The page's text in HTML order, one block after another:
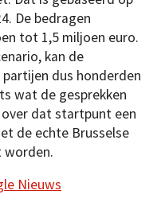
De bedragen
tot 1,5 miljoen euro.
kan de
dus honderden
wat de gesprekken
dat startpunt een
de echte Brusselse
worden.
Nieuws